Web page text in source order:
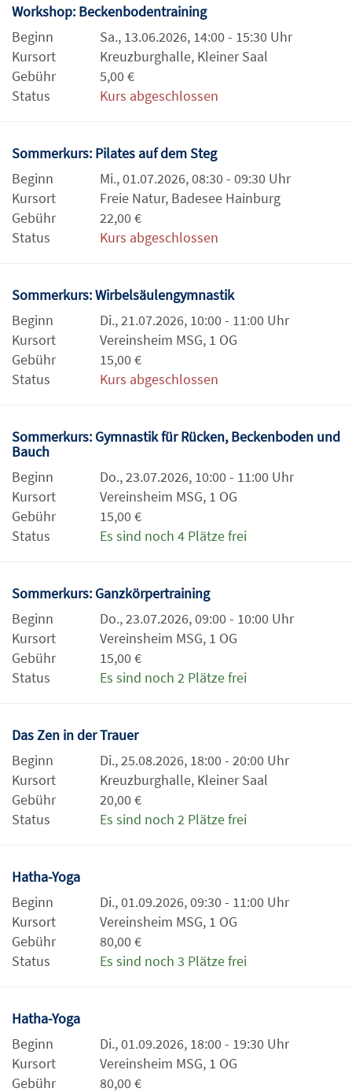
Workshop: Beckenbodentraining
Beginn
Sa., 13.06.2026, 14:00 - 15:30 Uhr
Kursort
Kreuzburghalle, Kleiner Saal
Gebühr
5,00 €
Status
Kurs abgeschlossen
Sommerkurs: Pilates auf dem Steg
Beginn
Mi., 01.07.2026, 08:30 - 09:30 Uhr
Kursort
Freie Natur, Badesee Hainburg
Gebühr
22,00 €
Status
Kurs abgeschlossen
Sommerkurs: Wirbelsäulengymnastik
Beginn
Di., 21.07.2026, 10:00 - 11:00 Uhr
Kursort
Vereinsheim MSG, 1 OG
Gebühr
15,00 €
Status
Kurs abgeschlossen
Sommerkurs: Gymnastik für Rücken, Beckenboden und
Bauch
Beginn
Do., 23.07.2026, 10:00 - 11:00 Uhr
Kursort
Vereinsheim MSG, 1 OG
Gebühr
15,00 €
Status
Es sind noch 4 Plätze frei
Sommerkurs: Ganzkörpertraining
Beginn
Do., 23.07.2026, 09:00 - 10:00 Uhr
Kursort
Vereinsheim MSG, 1 OG
Gebühr
15,00 €
Status
Es sind noch 2 Plätze frei
Das Zen in der Trauer
Beginn
Di., 25.08.2026, 18:00 - 20:00 Uhr
Kursort
Kreuzburghalle, Kleiner Saal
Gebühr
20,00 €
Status
Es sind noch 2 Plätze frei
Hatha-Yoga
Beginn
Di., 01.09.2026, 09:30 - 11:00 Uhr
Kursort
Vereinsheim MSG, 1 OG
Gebühr
80,00 €
Status
Es sind noch 3 Plätze frei
Hatha-Yoga
Beginn
Di., 01.09.2026, 18:00 - 19:30 Uhr
Kursort
Vereinsheim MSG, 1 OG
Gebühr
80,00 €